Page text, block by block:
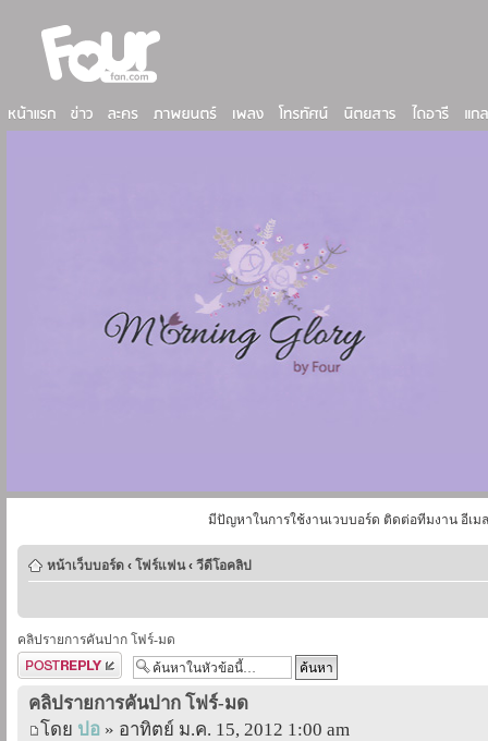
มีปัญหาในการใช้งานเวบบอร์ด ติดต่อทีมงาน อีเม
หน้าเว็บบอร์ด ‹ โฟร์แฟน ‹ วีดีโอคลิป
คลิปรายการคันปาก โฟร์-มด
ตอบกระทู้
คลิปรายการคันปาก โฟร์-มด
โดย ปอ » อาทิตย์ ม.ค. 15, 2012 1:00 am